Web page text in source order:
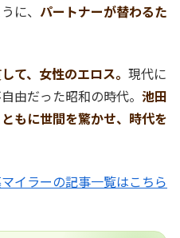
に、 パートナーが替わるた
て、女性のエロス。 現代に
由だった昭和の時代。 池田
もに世間を驚かせ、時代を
イラーの記事一覧はこちら